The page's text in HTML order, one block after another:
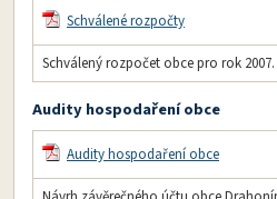
Schválené rozpočty
Schválený rozpočet obce pro rok 2007.
Audity hospodaření obce
Audity hospodaření obce